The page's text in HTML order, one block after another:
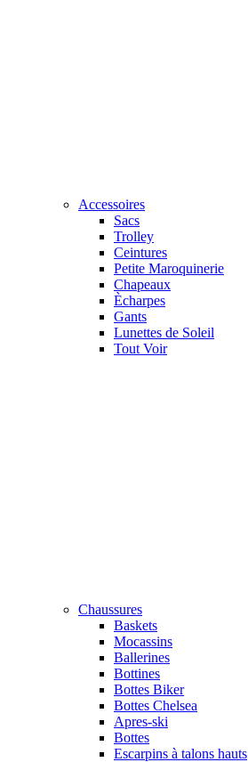
Accessoires
Sacs
Trolley
Ceintures
Petite Maroquinerie
Chapeaux
Ècharpes
Gants
Lunettes de Soleil
Tout Voir
Chaussures
Baskets
Mocassins
Ballerines
Bottines
Bottes Biker
Bottes Chelsea
Apres-ski
Bottes
Escarpins à talons hauts